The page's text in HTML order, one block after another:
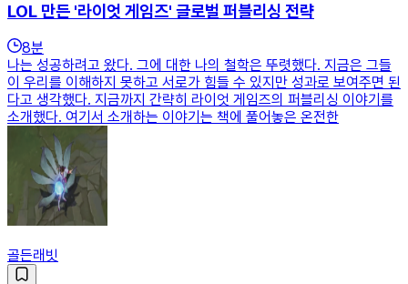
LOL 만든 '라이엇 게임즈' 글로벌 퍼블리싱 전략
8분
나는 성공하려고 왔다. 그에 대한 나의 철학은 뚜렷했다. 지금은 그들
이 우리를 이해하지 못하고 서로가 힘들 수 있지만 성과로 보여주면 된
다고 생각했다. 지금까지 간략히 라이엇 게임즈의 퍼블리싱 이야기를
소개했다. 여기서 소개하는 이야기는 책에 풀어놓은 온전한
골든래빗